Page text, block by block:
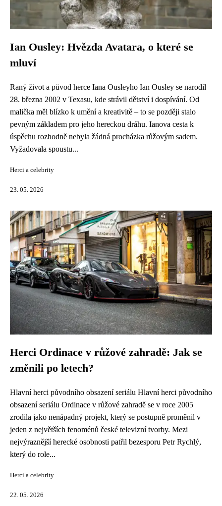
Ian Ousley: Hvězda Avatara, o které se
mluví
Raný život a původ herce Iana Ousleyho Ian Ousley se narodil
28. března 2002 v Texasu, kde strávil dětství i dospívání. Od
malička měl blízko k umění a kreativitě – to se později stalo
pevným základem pro jeho hereckou dráhu. Ianova cesta k
úspěchu rozhodně nebyla žádná procházka růžovým sadem.
Vyžadovala spoustu...
Herci a celebrity
23. 05. 2026
Herci Ordinace v růžové zahradě: Jak se
změnili po letech?
Hlavní herci původního obsazení seriálu Hlavní herci původního
obsazení seriálu Ordinace v růžové zahradě se v roce 2005
zrodila jako nenápadný projekt, který se postupně proměnil v
jeden z největších fenoménů české televizní tvorby. Mezi
nejvýraznější herecké osobnosti patřil bezesporu Petr Rychlý,
který do role...
Herci a celebrity
22. 05. 2026